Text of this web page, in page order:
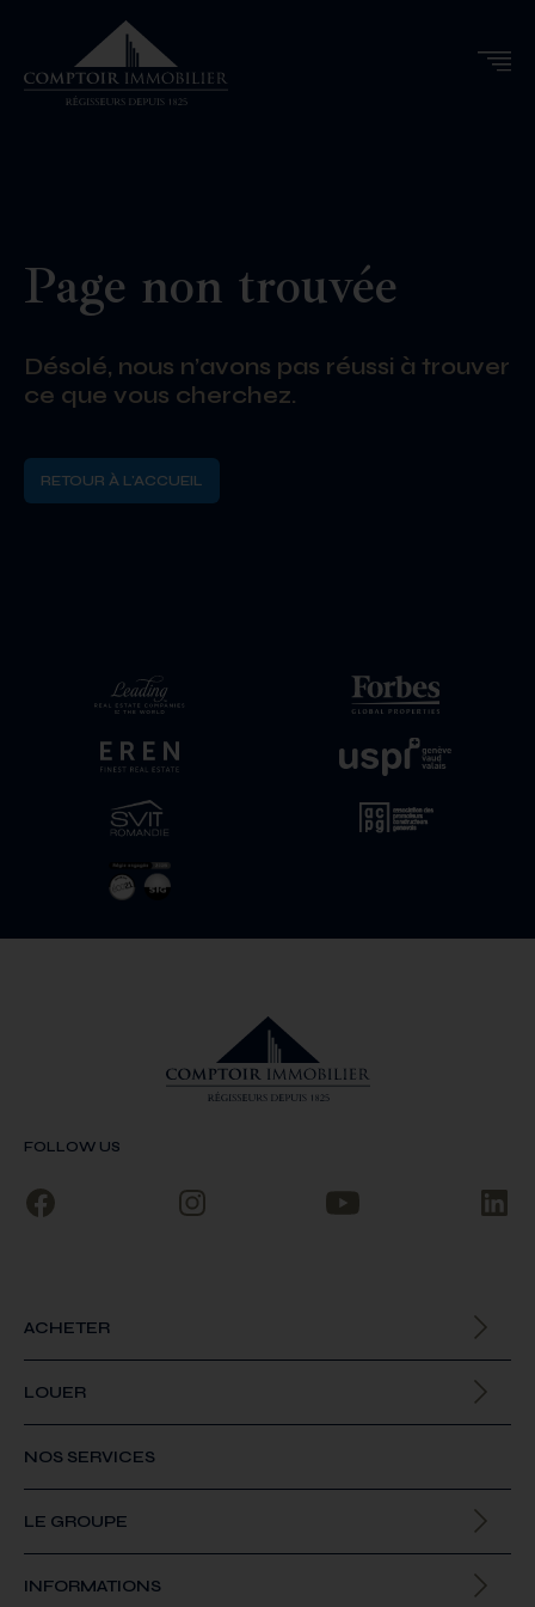
Page non trouvée
Désolé, nous n’avons pas réussi à trouver
ce que vous cherchez.
RETOUR À L'ACCUEIL
FOLLOW US
ACHETER
LOUER
NOS SERVICES
LE GROUPE
INFORMATIONS